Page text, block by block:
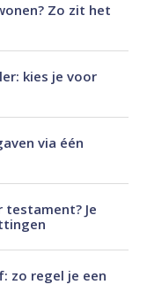
Zo zit het
kies je voor
via één
testament? Je
zo regel je een